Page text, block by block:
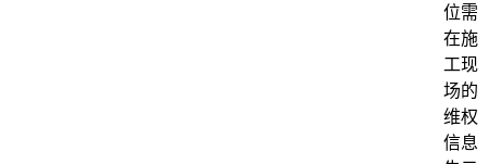
位需
在施
工现
场的
维权
信息